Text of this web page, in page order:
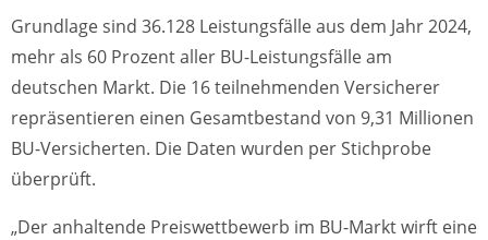
Grundlage sind 36.128 Leistungsfälle aus dem Jahr 2024,
mehr als 60 Prozent aller BU-Leistungsfälle am
deutschen Markt. Die 16 teilnehmenden Versicherer
repräsentieren einen Gesamtbestand von 9,31 Millionen
BU-Versicherten. Die Daten wurden per Stichprobe
überprüft.
„Der anhaltende Preiswettbewerb im BU-Markt wirft eine